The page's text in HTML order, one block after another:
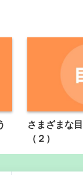
さまざまな
（２）